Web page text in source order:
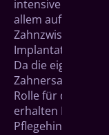
intensive
allem auf der
Implantathalses
Da die eigene,
Zahnersatz
Rolle für den
erhalten
Pflegehinweise.